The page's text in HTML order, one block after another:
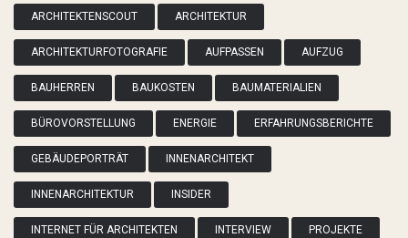
ARCHITEKTENSCOUT ARCHITEKTUR
ARCHITEKTURFOTOGRAFIE AUFPASSEN AUFZUG
BAUHERREN BAUKOSTEN BAUMATERIALIEN
BÜROVORSTELLUNG ENERGIE ERFAHRUNGSBERICHTE
GEBÄUDEPORTRÄT INNENARCHITEKT
INNENARCHITEKTUR INSIDER
INTERNET FÜR ARCHITEKTEN INTERVIEW PROJEKTE